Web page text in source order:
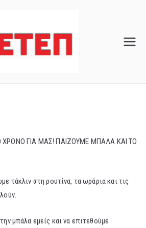
ΧΡΟΝΟ ΓΙΑ ΜΑΣ! ΠΑΙΖΟΥΜΕ ΜΠΑΛΑ ΚΑΙ ΤΟ
τάκλιν στη ρουτίνα, τα ωράρια και τις
μπάλα εμείς και να επιτεθούμε